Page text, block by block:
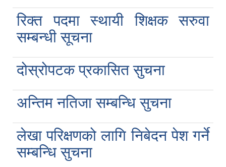
रिक्त पदमा स्थायी शिक्षक सरुवा
सम्बन्धी सूचना
दोस्रोपटक प्रकासित सुचना
अन्तिम नतिजा सम्बन्धि सुचना
लेखा परिक्षणको लागि निबेदन पेश गर्ने
सम्बन्धि सुचना